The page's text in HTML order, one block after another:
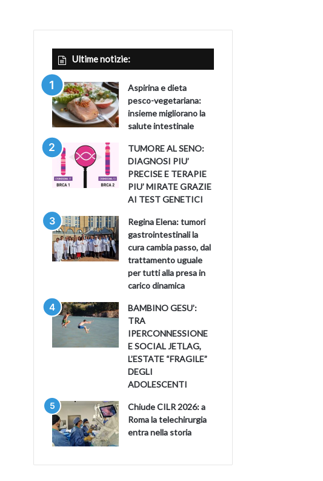
Ultime notizie:
Aspirina e dieta
pesco-vegetariana:
insieme migliorano la
salute intestinale
TUMORE AL SENO:
DIAGNOSI PIU’
PRECISE E TERAPIE
PIU’ MIRATE GRAZIE
AI TEST GENETICI
Regina Elena: tumori
gastrointestinali la
cura cambia passo, dal
trattamento uguale
per tutti alla presa in
carico dinamica
BAMBINO GESU’:
TRA
IPERCONNESSIONE
E SOCIAL JETLAG,
L’ESTATE “FRAGILE”
DEGLI
ADOLESCENTI
Chiude CILR 2026: a
Roma la telechirurgia
entra nella storia